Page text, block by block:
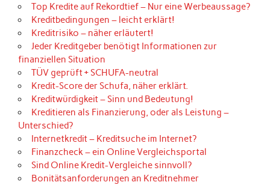
Top Kredite auf Rekordtief – Nur eine Werbeaussage?
Kreditbedingungen – leicht erklärt!
Kreditrisiko – näher erläutert!
Jeder Kreditgeber benötigt Informationen zur
finanziellen Situation
TÜV geprüft + SCHUFA-neutral
Kredit-Score der Schufa, näher erklärt.
Kreditwürdigkeit – Sinn und Bedeutung!
Kreditieren als Finanzierung, oder als Leistung –
Unterschied?
Internetkredit – Kreditsuche im Internet?
Finanzcheck – ein Online Vergleichsportal
Sind Online Kredit-Vergleiche sinnvoll?
Bonitätsanforderungen an Kreditnehmer